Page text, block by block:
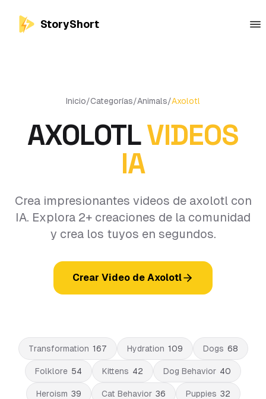
StoryShort
Inicio/Categorías/Animals/Axolotl
AXOLOTLVIDEOS
IA
Crea impresionantes videos de axolotl con
IA. Explora 2+ creaciones de la comunidad
y crea los tuyos en segundos.
Crear Video de Axolotl
Transformation 167 Hydration 109 Dogs 68
Folklore 54 Kittens 42 Dog Behavior 40
Heroism 39 Cat Behavior 36 Puppies 32